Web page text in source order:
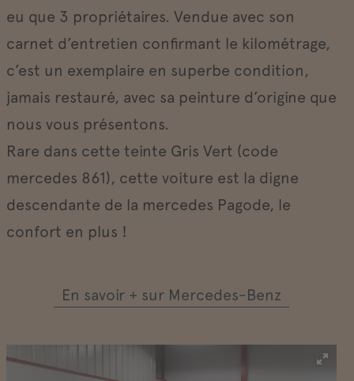
eu que 3 propriétaires. Vendue avec son
carnet d’entretien confirmant le kilométrage,
c’est un exemplaire en superbe condition,
jamais restauré, avec sa peinture d’origine que
nous vous présentons.
Rare dans cette teinte Gris Vert (code
mercedes 861), cette voiture est la digne
descendante de la mercedes Pagode, le
confort en plus !
En savoir + sur Mercedes-Benz